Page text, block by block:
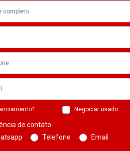
Negociar usado
de contato:
Telefone Email